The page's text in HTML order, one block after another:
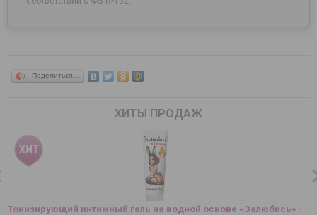
Поделиться…
ХИТЫ ПРОДАЖ
Тонизирующий интимный гель на водной основе «Залюбись» -